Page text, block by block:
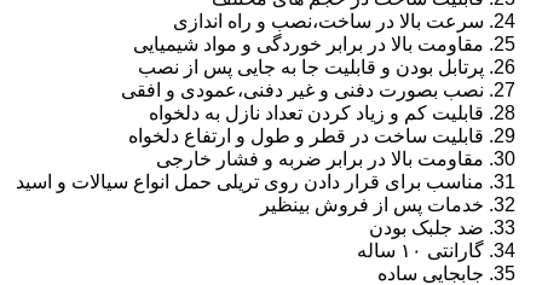
سرعت بالا در ساخت،نصب و راه اندازی
مقاومت بالا در برابر خوردگی و مواد شیمیایی
پرتابل بودن و قابلیت جا به جایی پس از نصب
نصب بصورت دفنی و غیر دفنی،عمودی و افقی
قابلیت کم و زیاد کردن تعداد نازل به دلخواه
قابلیت ساخت در قطر و طول و ارتفاع دلخواه
مقاومت بالا در برابر ضربه و فشار خارجی
مناسب برای قرار دادن روی تریلی حمل انواع سیالات و اسید
خدمات پس از فروش بینظیر
ضد جلبک بودن
گارانتی ۱۰ ساله
جابجایی ساده